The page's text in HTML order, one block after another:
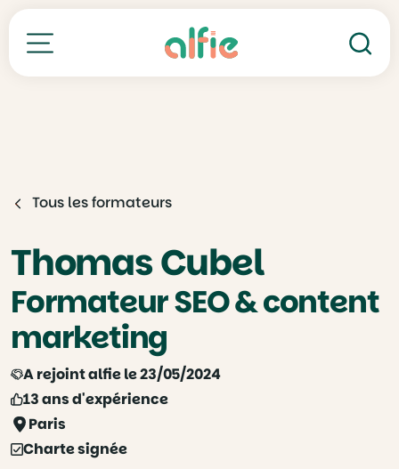
Toutes nos formations
Tous les formateurs
Thomas Cubel
Formateur SEO & content
marketing
A rejoint alfie le 23/05/2024
13 ans d'expérience
Paris
Charte signée